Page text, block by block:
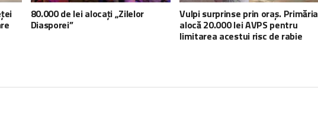
80.000 de lei alocați „Zilelor
Diasporei”
Vulpi surprinse prin oraș. Primăria
alocă 20.000 lei AVPS pentru
limitarea acestui risc de rabie